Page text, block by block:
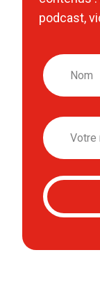
podcast,
Nom
Email